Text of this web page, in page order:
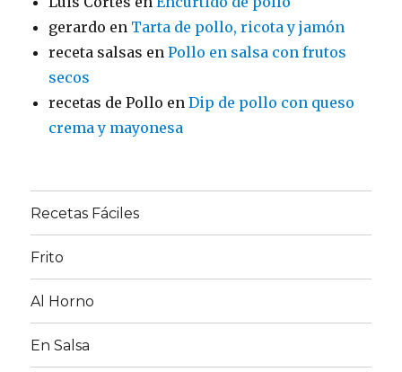
gerardo en Tarta de pollo, ricota y jamón
receta salsas enPollo en salsa con frutos
secos
recetas de Pollo enDip de pollo con queso
crema y mayonesa
Recetas Fáciles
Frito
Al Horno
En Salsa